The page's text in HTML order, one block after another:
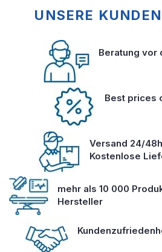
UNSERE
Beratung vor
Best prices
Versand 24/48h
Kostenlose
mehr als 10 000
Hersteller